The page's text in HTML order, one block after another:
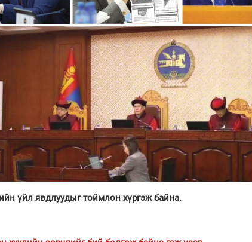
үйл явдлуудыг тоймлон хүргэж байна.